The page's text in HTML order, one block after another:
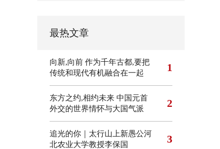
最热文章
向新,向前 作为千年古都,要把
传统和现代有机融合在一起
1
东方之约,相约未来 中国元首
外交的世界情怀与大国气派
2
追光的你｜太行山上新愚公河
北农业大学教授李保国
3